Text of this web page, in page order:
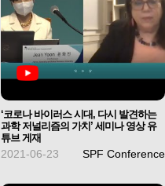
‘코로나 바이러스 시대, 다시 발견하는
과학 저널리즘의 가치’ 세미나 영상 유
튜브 게재
2021-06-23 SPF Conference